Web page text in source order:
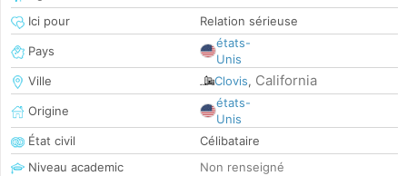
Ici pour
Relation sérieuse
Pays
états-
Unis
Ville
Clovis, California
Origine
états-
Unis
État civil
Célibataire
Niveau academic
Non renseigné